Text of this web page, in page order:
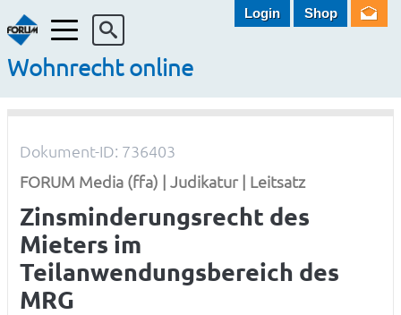
Menü
Wohnrecht online
Login Shop
Dokument-ID: 736403
FORUM Media (ffa) | Judikatur | Leitsatz
Zinsminderungsrecht des
Mieters im
Teilanwendungsbereich des
MRG